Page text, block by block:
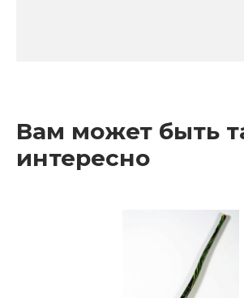
Вам может быть
интересно